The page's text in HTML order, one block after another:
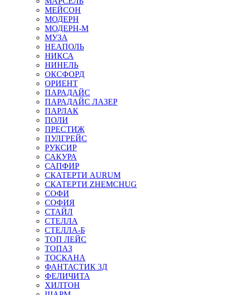
МЕЙСОН
МОДЕРН
МОДЕРН-М
МУЗА
НЕАПОЛЬ
НИКСА
НИНЕЛЬ
ОКСФОРД
ОРИЕНТ
ПАРАДАЙС
ПАРАДАЙС ЛАЗЕР
ПАРЛАК
ПОЛИ
ПРЕСТИЖ
ПУЛГРЕЙС
РУКСИР
САКУРА
САПФИР
СКАТЕРТИ AURUM
СКАТЕРТИ ZHEMCHUG
СОФИ
СОФИЯ
СТАЙЛ
СТЕЛЛА
СТЕЛЛА-Б
ТОП ЛЕЙС
ТОПАЗ
ТОСКАНА
ФАНТАСТИК 3Д
ФЕЛИЧИТА
ХИЛТОН